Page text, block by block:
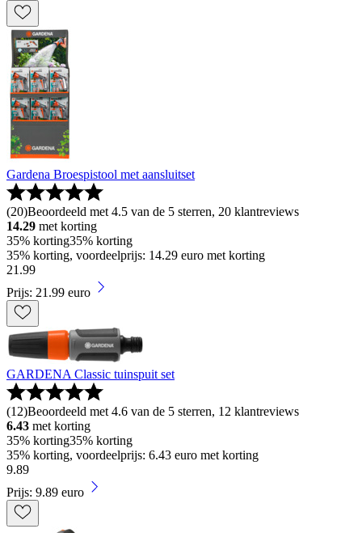
Gardena Broespistool met aansluitset
(20)Beoordeeld met 4.5 van de 5 sterren, 20 klantreviews
14.29 met korting
35% korting35% korting
35% korting, voordeelprijs: 14.29 euro met korting
21 .99
Prijs: 21.99 euro
GARDENA Classic tuinspuit set
(12)Beoordeeld met 4.6 van de 5 sterren, 12 klantreviews
6.43 met korting
35% korting35% korting
35% korting, voordeelprijs: 6.43 euro met korting
9.89
Prijs: 9.89 euro